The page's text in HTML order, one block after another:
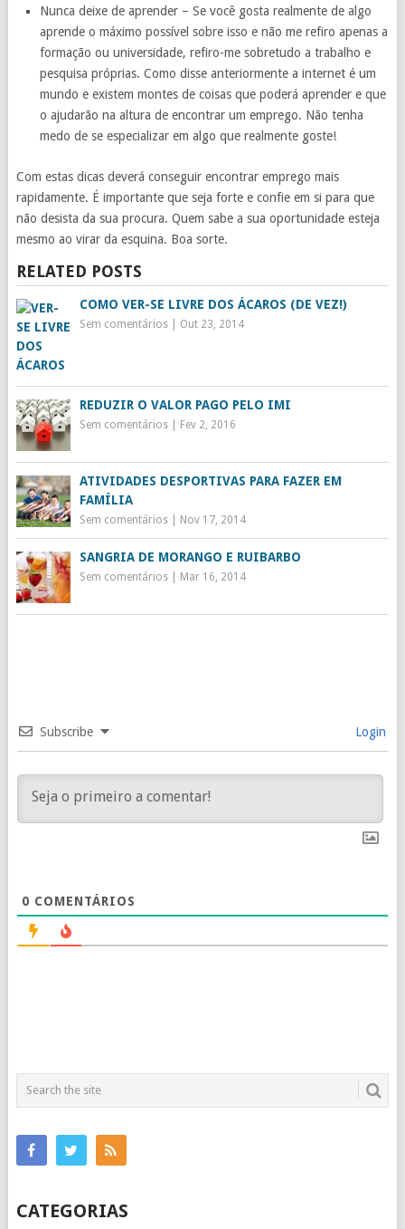
Nunca deixe de aprender – Se você gosta realmente de algo
aprende o máximo possível sobre isso e não me refiro apenas a
formação ou universidade, refiro-me sobretudo a trabalho e
pesquisa próprias. Como disse anteriormente a internet é um
mundo e existem montes de coisas que poderá aprender e que
o ajudarão na altura de encontrar um emprego. Não tenha
medo de se especializar em algo que realmente goste!
Com estas dicas deverá conseguir encontrar emprego mais
rapidamente. É importante que seja forte e confie em si para que
não desista da sua procura. Quem sabe a sua oportunidade esteja
mesmo ao virar da esquina. Boa sorte.
RELATED POSTS
COMO VER-SE LIVRE DOS ÁCAROS (DE VEZ!)
Sem comentários| Out 23, 2014
REDUZIR O VALOR PAGO PELO IMI
Sem comentários| Fev 2, 2016
ATIVIDADES DESPORTIVAS PARA FAZER EM
FAMÍLIA
Sem comentários| Nov 17, 2014
SANGRIA DE MORANGO E RUIBARBO
Sem comentários| Mar 16, 2014
Subscribe Login
0 COMENTÁRIOS
CATEGORIAS